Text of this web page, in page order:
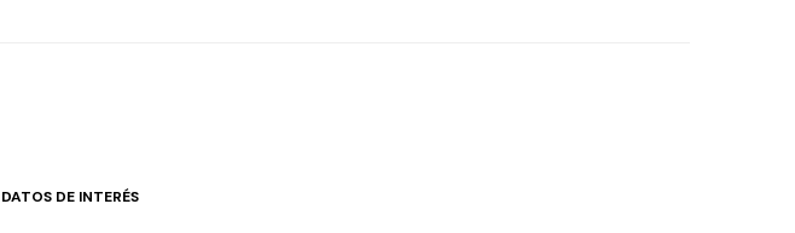
DATOS DE INTERÉS